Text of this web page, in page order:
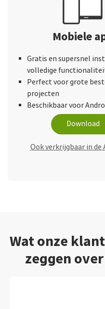
Mobiele
Gratis en supersnel
volledige
Perfect voor grote
projecten
Beschikbaar voor
Download
Ook verkrijgbaar in de
Wat onze
zeggen